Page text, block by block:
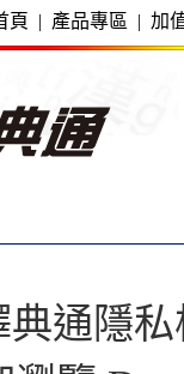
頁 | 產品專區 | 加
典通隱